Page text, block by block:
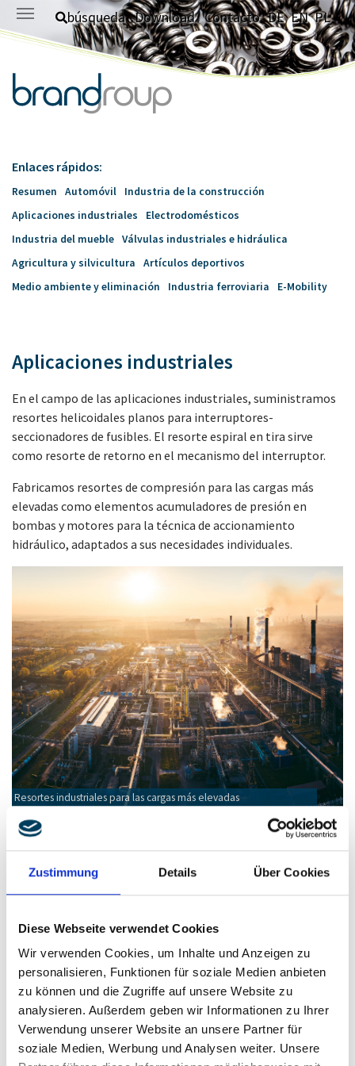
Zustimmung Details Über Cookies
Diese Webseite verwendet Cookies
Wir verwenden Cookies, um Inhalte und Anzeigen zu
personalisieren, Funktionen für soziale Medien anbieten
zu können und die Zugriffe auf unsere Website zu
analysieren. Außerdem geben wir Informationen zu Ihrer
Verwendung unserer Website an unsere Partner für
soziale Medien, Werbung und Analysen weiter. Unsere
Saltar al contenido principal
búsqueda Download Contacto DE EN PL
Enlaces rápidos:
Resumen Automóvil
Industria de la construcción
Aplicaciones industriales
Electrodomésticos
Industria del mueble Válvulas industriales e hidráulica
Agricultura y silvicultura
Artículos deportivos
Medio ambiente y eliminación
Industria ferroviaria E-Mobility
Aplicaciones industriales
En el campo de las aplicaciones industriales, suministramos
resortes helicoidales planos para interruptores-
seccionadores de fusibles. El resorte espiral en tira sirve
como resorte de retorno en el mecanismo del interruptor.
Fabricamos resortes de compresión para las cargas más
elevadas como elementos acumuladores de presión en
bombas y motores para la técnica de accionamiento
hidráulico, adaptados a sus necesidades individuales.
Resortes industriales para las cargas más elevadas